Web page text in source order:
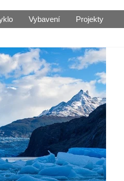
Vybavení Projekty